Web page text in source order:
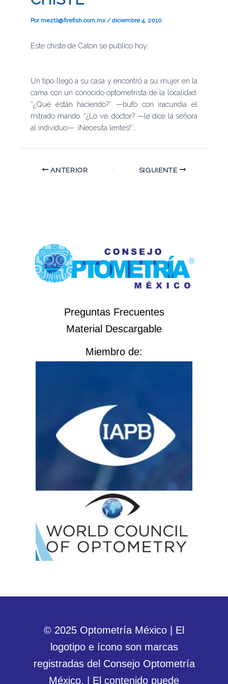
Por meztli@firefish.com.mx /diciembre 4, 2010
Este chiste de Caton se publico hoy:
Un tipo llegó a su casa y encontró a su mujer en la
cama con un conocido optometrista de la localidad.
“¿Qué están haciendo?” —bufó con iracundia el
mitrado marido. “¿Lo ve, doctor? —le dice la señora
al individuo—. ¡Necesita lentes!”…
ANTERIOR SIGUIENTE
Preguntas Frecuentes
Material Descargable
Miembro de:
© 2025 Optometría México | El
logotipo e ícono son marcas
registradas del Consejo Optometría
México. | El contenido puede